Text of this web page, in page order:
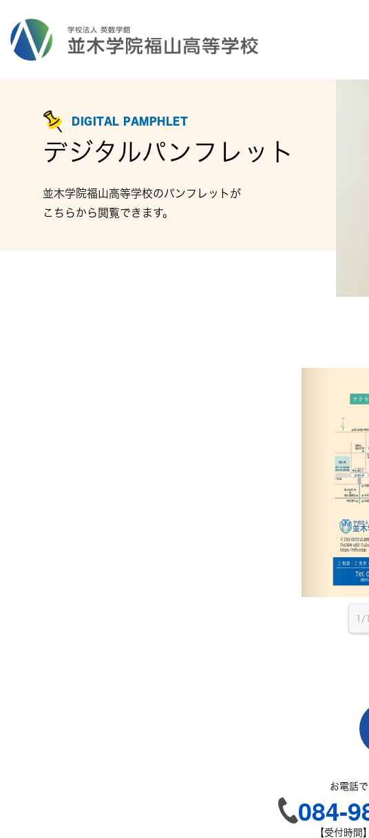
DIGITAL PAMPHLET
デジタルパンフレット
並木学院福山高等学校のパンフレットが
こちらから閲覧できます。
1/
お電話
084-
【受付時